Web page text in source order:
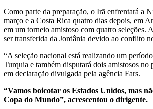
Como parte da preparação, o Irã enfrentará a
março e a Costa Rica quatro dias depois, em
em um torneio amistoso com quatro seleções.
ser transferida da Jordânia devido ao conflito
“A seleção nacional está realizando um
Turquia e também disputará dois amistosos no
em declaração divulgada pela agência Fars.
“Vamos boicotar os Estados Unidos, mas
Copa do Mundo”, acrescentou o dirigente.